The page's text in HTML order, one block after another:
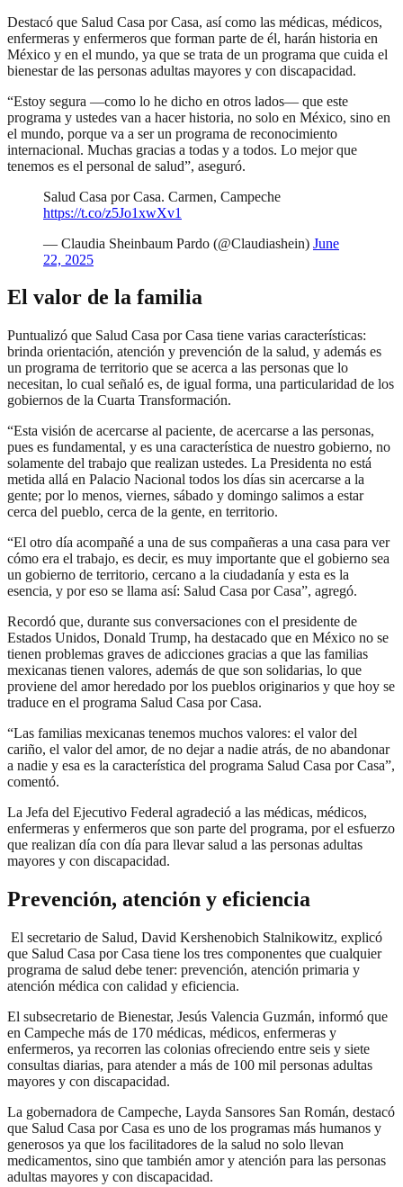
Destacó que Salud Casa por Casa, así como las médicas, médicos,
enfermeras y enfermeros que forman parte de él, harán historia en
México y en el mundo, ya que se trata de un programa que cuida el
bienestar de las personas adultas mayores y con discapacidad.
“Estoy segura —como lo he dicho en otros lados— que este
programa y ustedes van a hacer historia, no solo en México, sino en
el mundo, porque va a ser un programa de reconocimiento
internacional. Muchas gracias a todas y a todos. Lo mejor que
tenemos es el personal de salud”, aseguró.
Salud Casa por Casa. Carmen, Campeche
https://t.co/z5Jo1xwXv1
— Claudia Sheinbaum Pardo (@Claudiashein) June
22, 2025
El valor de la familia
Puntualizó que Salud Casa por Casa tiene varias características:
brinda orientación, atención y prevención de la salud, y además es
un programa de territorio que se acerca a las personas que lo
necesitan, lo cual señaló es, de igual forma, una particularidad de los
gobiernos de la Cuarta Transformación.
“Esta visión de acercarse al paciente, de acercarse a las personas,
pues es fundamental, y es una característica de nuestro gobierno, no
solamente del trabajo que realizan ustedes. La Presidenta no está
metida allá en Palacio Nacional todos los días sin acercarse a la
gente; por lo menos, viernes, sábado y domingo salimos a estar
cerca del pueblo, cerca de la gente, en territorio.
“El otro día acompañé a una de sus compañeras a una casa para ver
cómo era el trabajo, es decir, es muy importante que el gobierno sea
un gobierno de territorio, cercano a la ciudadanía y esta es la
esencia, y por eso se llama así: Salud Casa por Casa”, agregó.
Recordó que, durante sus conversaciones con el presidente de
Estados Unidos, Donald Trump, ha destacado que en México no se
tienen problemas graves de adicciones gracias a que las familias
mexicanas tienen valores, además de que son solidarias, lo que
proviene del amor heredado por los pueblos originarios y que hoy se
traduce en el programa Salud Casa por Casa.
“Las familias mexicanas tenemos muchos valores: el valor del
cariño, el valor del amor, de no dejar a nadie atrás, de no abandonar
a nadie y esa es la característica del programa Salud Casa por Casa”,
comentó.
La Jefa del Ejecutivo Federal agradeció a las médicas, médicos,
enfermeras y enfermeros que son parte del programa, por el esfuerzo
que realizan día con día para llevar salud a las personas adultas
mayores y con discapacidad.
Prevención, atención y eficiencia
El secretario de Salud, David Kershenobich Stalnikowitz, explicó
que Salud Casa por Casa tiene los tres componentes que cualquier
programa de salud debe tener: prevención, atención primaria y
atención médica con calidad y eficiencia.
El subsecretario de Bienestar, Jesús Valencia Guzmán, informó que
en Campeche más de 170 médicas, médicos, enfermeras y
enfermeros, ya recorren las colonias ofreciendo entre seis y siete
consultas diarias, para atender a más de 100 mil personas adultas
mayores y con discapacidad.
La gobernadora de Campeche, Layda Sansores San Román, destacó
que Salud Casa por Casa es uno de los programas más humanos y
generosos ya que los facilitadores de la salud no solo llevan
medicamentos, sino que también amor y atención para las personas
adultas mayores y con discapacidad.